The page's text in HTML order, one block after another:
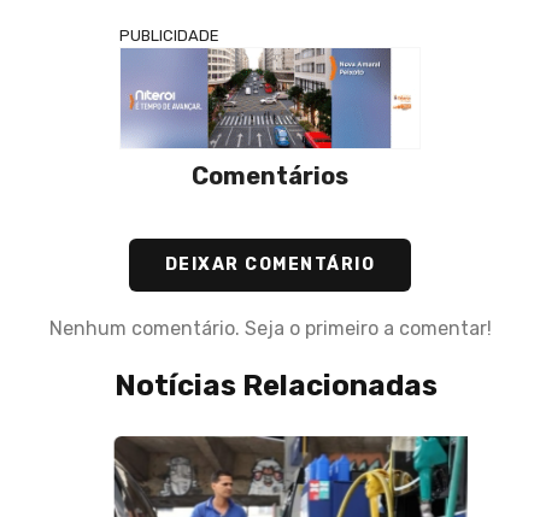
PUBLICIDADE
Comentários
DEIXAR COMENTÁRIO
Nenhum comentário. Seja o primeiro a comentar!
Notícias Relacionadas